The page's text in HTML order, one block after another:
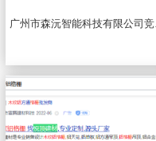
广州市森沅智能科技有